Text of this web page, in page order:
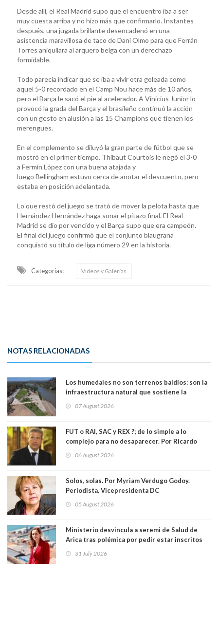
Desde allí, el Real Madrid supo que el encuentro iba a ser
muy cuesta arriba y no hizo más que confirmarlo. Instantes
después, una jugada brillante desencadenó en una
asistencia maravillosa de taco de Dani Olmo para que Ferrán
Torres aniquilara al arquero belga con un derechazo
formidable.
Todo parecía indicar que se iba a vivir otra goleada como
aquel 5-0 recordado en el Camp Nou hace más de 10 años,
pero el Barça le sacó el pie al acelerador. A Vinicius Junior lo
provocó la grada del Barça y el brasileño continuó la acción
con un gesto en alusión a las 15 Champions que tienen los
merengues.
En el complemento se diluyó la gran parte de fútbol que se
mostró en el primer tiempo. Thibaut Courtois le negó el 3-0
a Fermín López con una buena atajada y
luego Bellingham estuvo cerca de anotar el descuento, pero
estaba en posición adelantada.
Lo que restó del juego se trató de mover la pelota hasta que
Hernández Hernández haga sonar el pitazo final. El Real
Madrid se dio por vencido y el Barça supo que era campeón.
El final del juego confirmó que el conjunto blaugrana
conquistó su título de liga número 29 en la historia.
Categorias: Videos y Galerías
NOTAS RELACIONADAS
Los humedales no son terrenos baldíos: son la
infraestructura natural que sostiene la
07 August 2026
FUT o RAI, SAC y REX ?; de lo simple a lo
complejo para no desaparecer. Por Ricardo
06 August 2026
Solos, solas. Por Myriam Verdugo Godoy.
Periodista, Vicepresidenta DC
05 August 2026
Ministerio desvincula a seremi de Salud de
Arica tras polémica por pedir estar inscritos
Ya son 29 seremis despedidos desde el 11 de
31 July 2026